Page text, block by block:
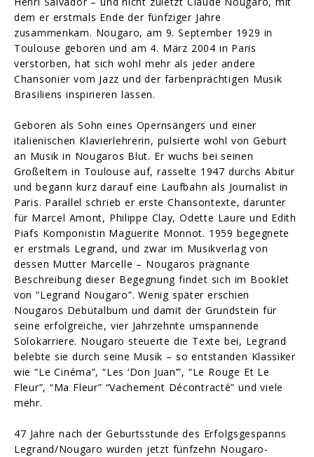
dem er erstmals Ende der fünfziger Jahre
zusammenkam. Nougaro, am 9. September 1929 in
Toulouse geboren und am 4. März 2004 in Paris
verstorben, hat sich wohl mehr als jeder andere
Chansonier vom Jazz und der farbenprächtigen Musik
Brasiliens inspirieren lassen.
Geboren als Sohn eines Opernsängers und einer
italienischen Klavierlehrerin, pulsierte wohl von Geburt
an Musik in Nougaros Blut. Er wuchs bei seinen
Großeltern in Toulouse auf, rasselte 1947 durchs Abitur
und begann kurz darauf eine Laufbahn als Journalist in
Paris. Parallel schrieb er erste Chansontexte, darunter
für Marcel Amont, Philippe Clay, Odette Laure und Edith
Piafs Komponistin Maguerite Monnot. 1959 begegnete
er erstmals Legrand, und zwar im Musikverlag von
dessen Mutter Marcelle – Nougaros prägnante
Beschreibung dieser Begegnung findet sich im Booklet
von “Legrand Nougaro”. Wenig später erschien
Nougaros Debütalbum und damit der Grundstein für
seine erfolgreiche, vier Jahrzehnte umspannende
Solokarriere. Nougaro steuerte die Texte bei, Legrand
belebte sie durch seine Musik – so entstanden Klassiker
wie “Le Cinéma”, “Les ‘Don Juan’”, “Le Rouge Et Le
Fleur”, “Ma Fleur” “Vachement Décontracté” und viele
mehr.
47 Jahre nach der Geburtsstunde des Erfolgsgespanns
Legrand/Nougaro wurden jetzt fünfzehn Nougaro-